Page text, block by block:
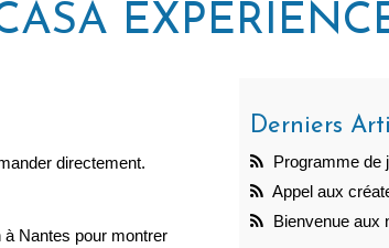
directement.
à Nantes pour montrer
Derniers
Programme de
Appel aux
Bienvenue aux